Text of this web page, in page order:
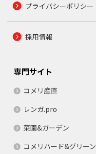
プライバシーポリシー
採用情報
専門サイト
コメリ産直
レンガ.pro
菜園&ガーデン
コメリハード&グリーン